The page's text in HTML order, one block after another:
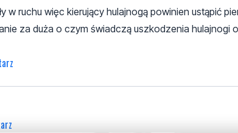
w ruchu więc kierujący hulajnogą powinien ustąpić
za duża o czym świadczą uszkodzenia hulajnogi